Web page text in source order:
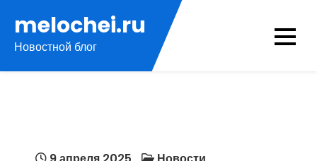
содержимому
melochei.ru
Новостной блог